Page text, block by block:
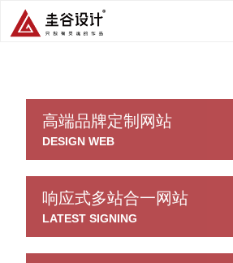
高端品牌定制网站
DESIGN WEB
响应式多站合一网站
LATEST SIGNING